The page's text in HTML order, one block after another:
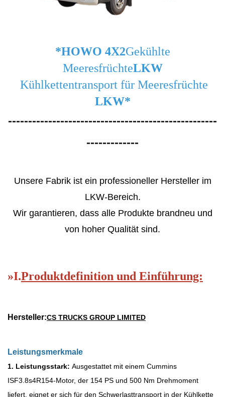
*HOWO 4X2Gekühlte
MeeresfrüchteLKW
Kühlkettentransport für Meeresfrüchte
LKW*
----------------------------------------------------
-------------
Unsere Fabrik ist ein professioneller Hersteller im
LKW-Bereich.
Wir garantieren, dass alle Produkte brandneu und
von hoher Qualität sind.
»I.Produktdefinition und Einführung:
Hersteller:CS TRUCKS GROUP LIMITED
Leistungsmerkmale
1. Leistungsstark: Ausgestattet mit einem Cummins
ISF3.8s4R154-Motor, der 154 PS und 500 Nm Drehmoment
liefert, eignet er sich für den Schwerlasttransport in der Kühlkette